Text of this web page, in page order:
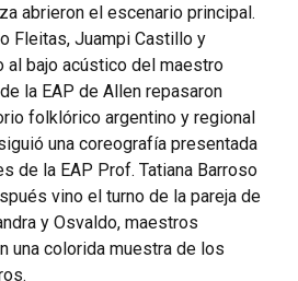
abrieron el escenario principal.
Fleitas, Juampi Castillo y
al bajo acústico del maestro
la EAP de Allen repasaron
folklórico argentino y regional
una coreografía presentada
de la EAP Prof. Tatiana Barroso
vino el turno de la pareja de
y Osvaldo, maestros
una colorida muestra de los